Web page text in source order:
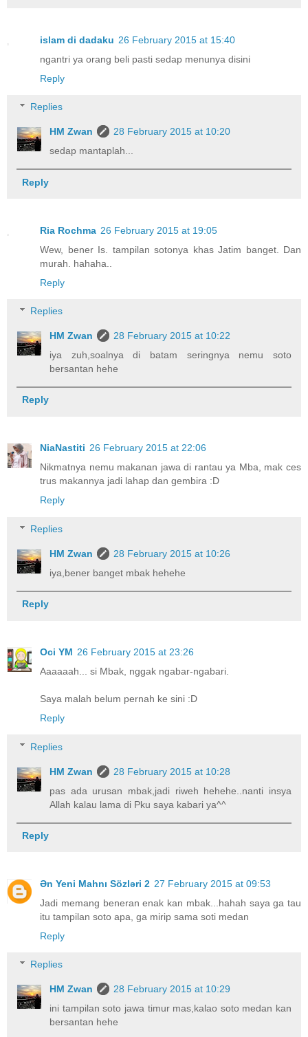
islam di dadaku 26 February 2015 at 15:40
ngantri ya orang beli pasti sedap menunya disini
Reply
Replies
HM Zwan
28 February 2015 at 10:20
sedap mantaplah...
Reply
Ria Rochma 26 February 2015 at 19:05
Wew, bener Is. tampilan sotonya khas Jatim banget. Dan
murah. hahaha..
Reply
Replies
HM Zwan
28 February 2015 at 10:22
iya zuh,soalnya di batam seringnya nemu soto
bersantan hehe
Reply
NiaNastiti 26 February 2015 at 22:06
Nikmatnya nemu makanan jawa di rantau ya Mba, mak ces
trus makannya jadi lahap dan gembira :D
Reply
Replies
HM Zwan
28 February 2015 at 10:26
iya,bener banget mbak hehehe
Reply
Oci YM 26 February 2015 at 23:26
Aaaaaah... si Mbak, nggak ngabar-ngabari.
Saya malah belum pernah ke sini :D
Reply
Replies
HM Zwan
28 February 2015 at 10:28
pas ada urusan mbak,jadi riweh hehehe..nanti insya
Allah kalau lama di Pku saya kabari ya^^
Reply
Ən Yeni Mahnı Sözləri 2 27 February 2015 at 09:53
Jadi memang beneran enak kan mbak...hahah saya ga tau
itu tampilan soto apa, ga mirip sama soti medan
Reply
Replies
HM Zwan
28 February 2015 at 10:29
ini tampilan soto jawa timur mas,kalao soto medan kan
bersantan hehe